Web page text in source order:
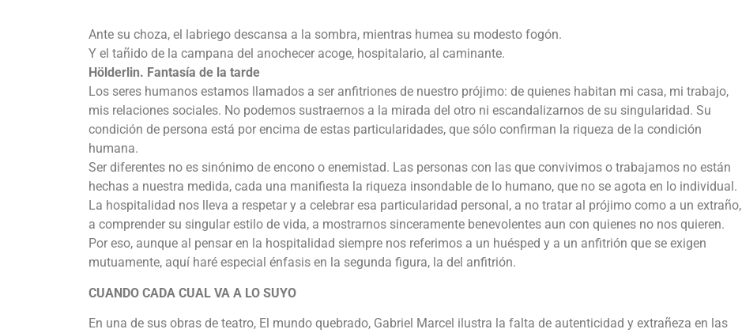
Ante su choza, el labriego descansa a la sombra, mientras humea su modesto fogón.
Y el tañido de la campana del anochecer acoge, hospitalario, al caminante.
Hölderlin. Fantasía de la tarde
Los seres humanos estamos llamados a ser anfitriones de nuestro prójimo: de quienes habitan mi casa, mi trabajo,
mis relaciones sociales. No podemos sustraernos a la mirada del otro ni escandalizarnos de su singularidad. Su
condición de persona está por encima de estas particularidades, que sólo confirman la riqueza de la condición
humana.
Ser diferentes no es sinónimo de encono o enemistad. Las personas con las que convivimos o trabajamos no están
hechas a nuestra medida, cada una manifiesta la riqueza insondable de lo humano, que no se agota en lo individual.
La hospitalidad nos lleva a respetar y a celebrar esa particularidad personal, a no tratar al prójimo como a un extraño,
a comprender su singular estilo de vida, a mostrarnos sinceramente benevolentes aun con quienes no nos quieren.
Por eso, aunque al pensar en la hospitalidad siempre nos referimos a un huésped y a un anfitrión que se exigen
mutuamente, aquí haré especial énfasis en la segunda figura, la del anfitrión.
CUANDO CADA CUAL VA A LO SUYO
En una de sus obras de teatro, El mundo quebrado, Gabriel Marcel ilustra la falta de autenticidad y extrañeza en las